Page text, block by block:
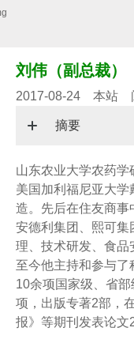
刘伟（副总裁）
2017-08-24 本站
摘要
山东农业大学农药学
美国加利福尼亚大
造。先后在住友商事
安德利集团、熙可集
理、技术研发、食
至今他主持和参与了
10余项国家级、省
项，出版专著2部，
报》等期刊发表论文